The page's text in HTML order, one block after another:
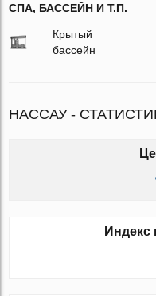
СПА, БАССЕЙН И Т.П.
Крытый
бассейн
НАССАУ -
Индекс